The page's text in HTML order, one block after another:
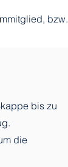
bzw.
bis zu
die